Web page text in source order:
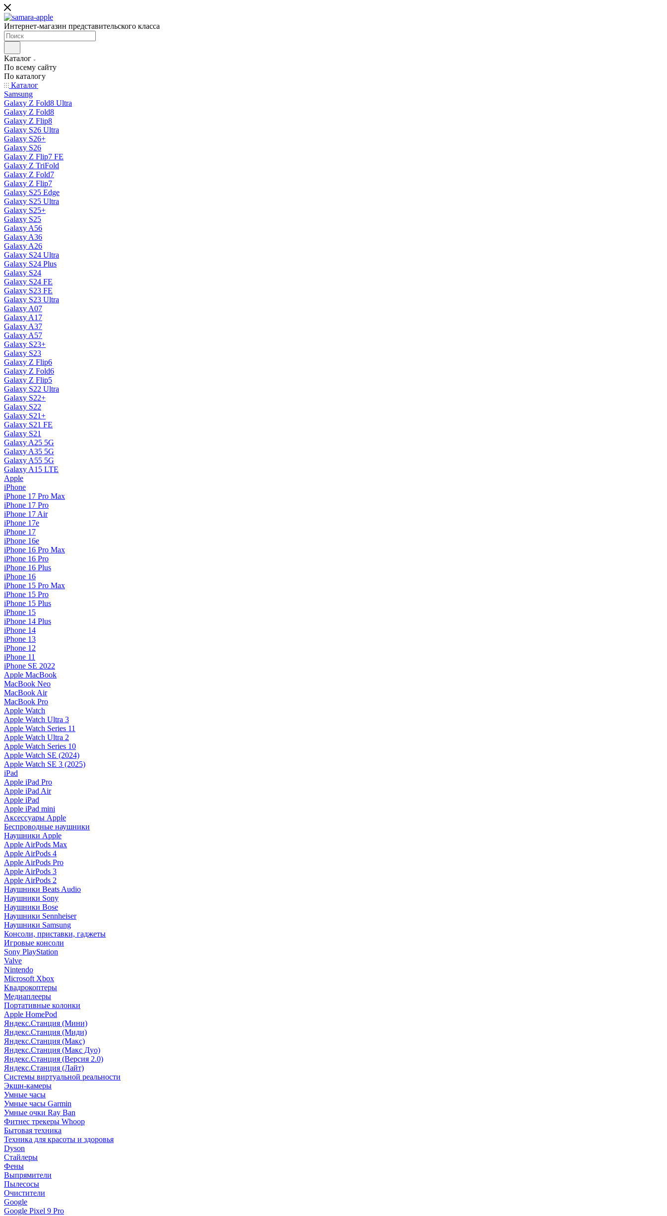
Интернет-магазин представительского класса
Каталог
По всему сайту
По каталогу
Каталог
Samsung
Galaxy Z Fold8 Ultra
Galaxy Z Fold8
Galaxy Z Flip8
Galaxy S26 Ultra
Galaxy S26+
Galaxy S26
Galaxy Z Flip7 FE
Galaxy Z TriFold
Galaxy Z Fold7
Galaxy Z Flip7
Galaxy S25 Edge
Galaxy S25 Ultra
Galaxy S25+
Galaxy S25
Galaxy A56
Galaxy A36
Galaxy A26
Galaxy S24 Ultra
Galaxy S24 Plus
Galaxy S24
Galaxy S24 FE
Galaxy S23 FE
Galaxy S23 Ultra
Galaxy A07
Galaxy A17
Galaxy A37
Galaxy A57
Galaxy S23+
Galaxy S23
Galaxy Z Flip6
Galaxy Z Fold6
Galaxy Z Flip5
Galaxy S22 Ultra
Galaxy S22+
Galaxy S22
Galaxy S21+
Galaxy S21 FE
Galaxy S21
Galaxy A25 5G
Galaxy A35 5G
Galaxy A55 5G
Galaxy A15 LTE
Apple
iPhone
iPhone 17 Pro Max
iPhone 17 Pro
iPhone 17 Air
iPhone 17e
iPhone 17
iPhone 16e
iPhone 16 Pro Max
iPhone 16 Pro
iPhone 16 Plus
iPhone 16
iPhone 15 Pro Max
iPhone 15 Pro
iPhone 15 Plus
iPhone 15
iPhone 14 Plus
iPhone 14
iPhone 13
iPhone 12
iPhone 11
iPhone SE 2022
Apple MacBook
MacBook Neo
MacBook Air
MacBook Pro
Apple Watch
Apple Watch Ultra 3
Apple Watch Series 11
Apple Watch Ultra 2
Apple Watch Series 10
Apple Watch SE (2024)
Apple Watch SE 3 (2025)
iPad
Apple iPad Pro
Apple iPad Air
Apple iPad
Apple iPad mini
Аксессуары Apple
Беспроводные наушники
Наушники Apple
Apple AirPods Max
Apple AirPods 4
Apple AirPods Pro
Apple AirPods 3
Apple AirPods 2
Наушники Beats Audio
Наушники Sony
Наушники Bose
Наушники Sennheiser
Наушники Samsung
Консоли, приставки, гаджеты
Игровые консоли
Sony PlayStation
Valve
Nintendo
Microsoft Xbox
Квадрокоптеры
Медиаплееры
Портативные колонки
Apple HomePod
Яндекс.Станция (Мини)
Яндекс.Станция (Миди)
Яндекс.Станция (Макс)
Яндекс.Станция (Макс Дуо)
Яндекс.Станция (Версия 2.0)
Яндекс.Станция (Лайт)
Системы виртуальной реальности
Экшн-камеры
Умные часы
Умные часы Garmin
Умные очки Ray Ban
Фитнес трекеры Whoop
Бытовая техника
Техника для красоты и здоровья
Dyson
Стайлеры
Фены
Выпрямители
Пылесосы
Очистители
Google
Google Pixel 9 Pro